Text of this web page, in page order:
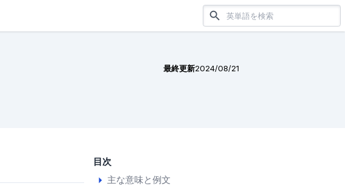
最終更新2024/08/21
目次
主な意味と例文